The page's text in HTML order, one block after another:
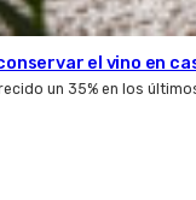
el vino en
un 35% en los